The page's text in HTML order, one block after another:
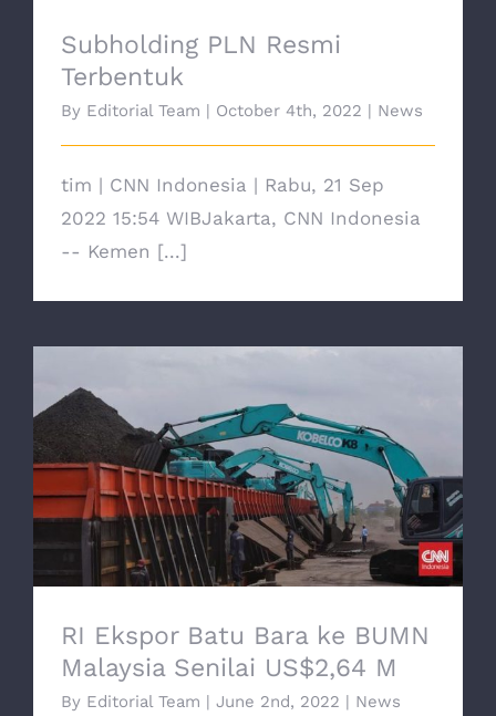
Subholding PLN Resmi
Terbentuk
By Editorial Team | October 4th, 2022 | News
tim | CNN Indonesia | Rabu, 21 Sep
2022 15:54 WIBJakarta, CNN Indonesia
-- Kemen [...]
RI Ekspor Batu Bara ke BUMN Malaysia
Senilai US$2,64 M
RI Ekspor Batu Bara ke BUMN
Malaysia Senilai US$2,64 M
By Editorial Team June 2nd, 2022 News